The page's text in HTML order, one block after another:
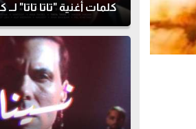
كلمات أغنية "تاتا تاتا" لــ